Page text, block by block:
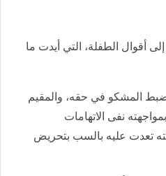
أقوال الطفلة، التي أيدت ما
المشكو في حقه، والمقيم
نفى الاتهامات
تعدت عليه بالسب بتحريض